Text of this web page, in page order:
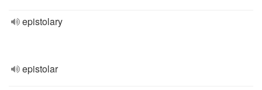
epistolary
epistolar